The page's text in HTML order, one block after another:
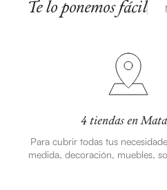
Te lo ponemos fácil
4 tiendas en
Para cubrir todas tus
medida, decoración, muebles,